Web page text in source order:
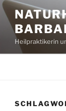
Zum
Inhalt
springen
Heilpraktikerin